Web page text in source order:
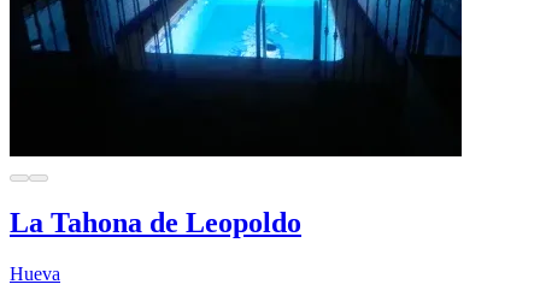
La Tahona de Leopoldo
Hueva